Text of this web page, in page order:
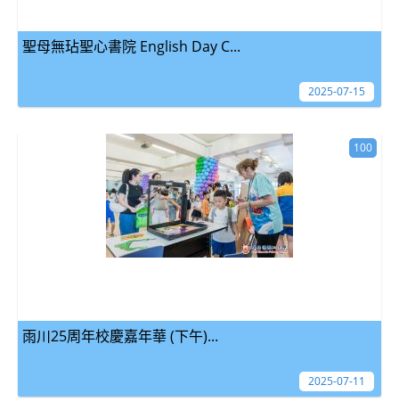
聖母無玷聖心書院 English Day C...
2025-07-15
雨川25周年校慶嘉年華 (下午)...
100
2025-07-11